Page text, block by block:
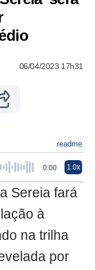
06/04/2023 17h31
readme
0:00 1.0x
Sereia fará
à
na trilha
por